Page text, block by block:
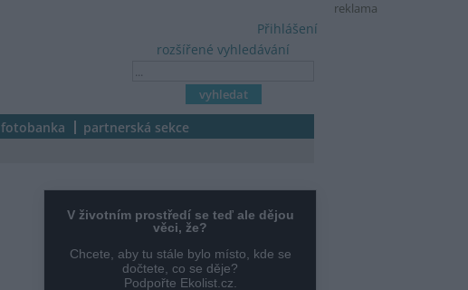
reklama
rozšířené vyhledávání
Přihlášení
fotobanka partnerská sekce